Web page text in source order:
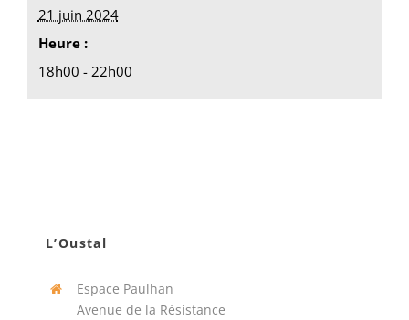
21 juin 2024
Heure :
18h00 - 22h00
L’Oustal
Espace Paulhan
Avenue de la Résistance